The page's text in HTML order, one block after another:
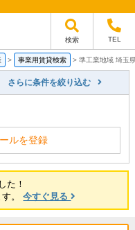
検索 TEL
> 事業用賃貸検索 > 準工業地域 埼玉
さらに条件を絞り込む
ルを登録
た！
す。今すぐ見る